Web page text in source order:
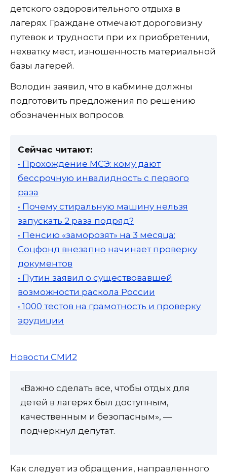
детского оздоровительного отдыха в
лагерях. Граждане отмечают дороговизну
путевок и трудности при их приобретении,
нехватку мест, изношенность материальной
базы лагерей.
Володин заявил, что в кабмине должны
подготовить предложения по решению
обозначенных вопросов.
Сейчас читают:
• Прохождение МСЭ: кому дают
бессрочную инвалидность с первого
раза
• Почему стиральную машину нельзя
запускать 2 раза подряд?
• Пенсию «заморозят» на 3 месяца:
Соцфонд внезапно начинает проверку
документов
• Путин заявил о существовавшей
возможности раскола России
• 1000 тестов на грамотность и проверку
эрудиции
Новости СМИ2
«Важно сделать все, чтобы отдых для
детей в лагерях был доступным,
качественным и безопасным», —
подчеркнул депутат.
Как следует из обращения, направленного